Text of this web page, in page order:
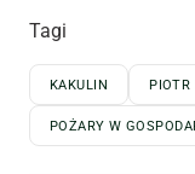
Tagi
KAKULIN PIOTR
POŻARY W